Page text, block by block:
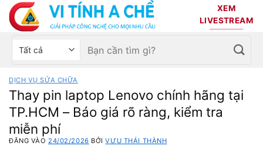
Bỏ
qua
nội
dung
XEM
LIVESTREAM
Chọn
sản
phẩm
Tìm
kiếm:
DỊCH VỤ SỬA CHỮA
Thay pin laptop Lenovo chính hãng tại
TP.HCM – Báo giá rõ ràng, kiểm tra
miễn phí
ĐĂNG VÀO24/02/2026 BỞIVƯU THÁI THÀNH